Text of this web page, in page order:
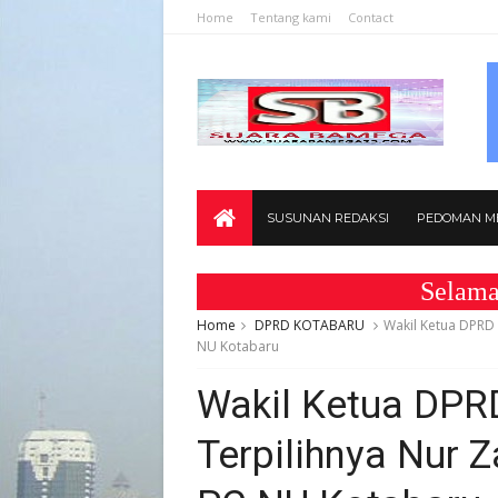
Home Tentang kami Contact
SUSUNAN REDAKSI PEDOMAN
Selamat
Home DPRD KOTABARU
Wakil Ketua
NU Kotabaru
Wakil Ketua
Terpilihnya Nur